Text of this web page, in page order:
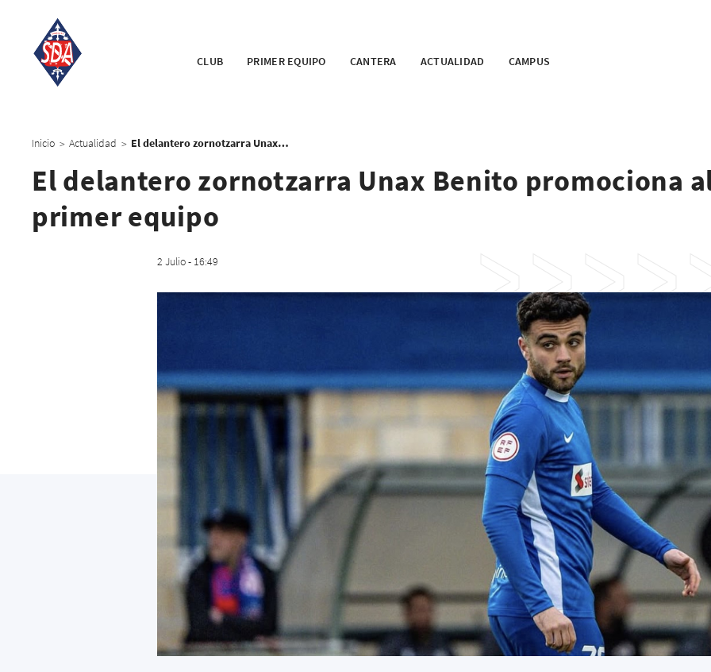
CLUB PRIMER EQUIPO CANTERA ACTUALIDAD CAMPUS
Inicio > Actualidad > El delantero zornotzarra Unax Benito promociona al primer equipo
El delantero zornotzarra Unax Benito promociona
primer equipo
2 Julio - 16:49